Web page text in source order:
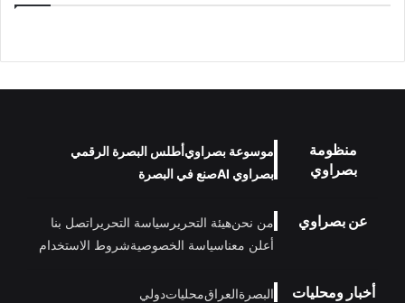
منظومة
بصراوي
موسوعة بصراويأطلس البصرة الرقمي
بصراوي AI
صنع في البصرة
عن بصراوي من نحنهيئة التحرير سياسة التحرير اتصل بنا
أعلن معناسياسة الخصوصيةشروط الاستخدام
أخبار ومحليات البصرةالعراقمحلياتدولي